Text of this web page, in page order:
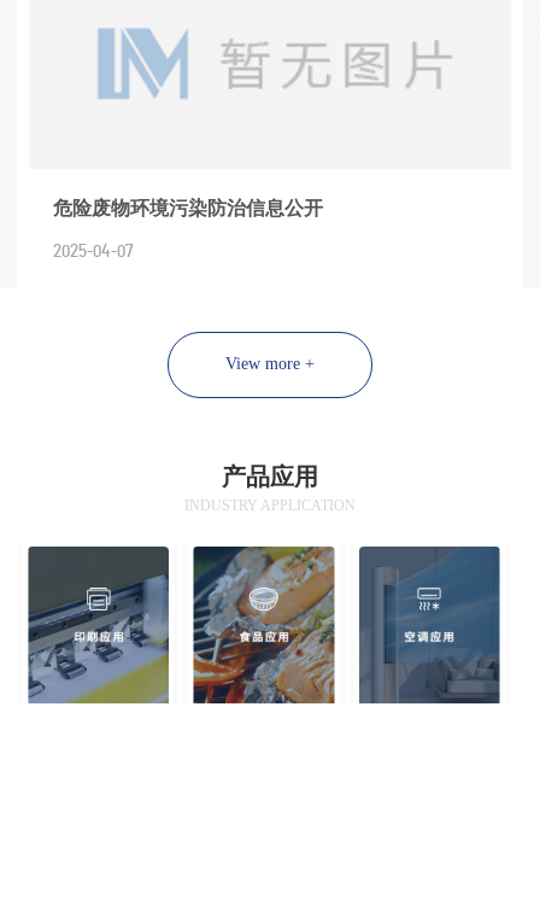
危险废物环境污染防治信息公开
2025-04-07
View more +
产品应用
INDUSTRY APPLICATION